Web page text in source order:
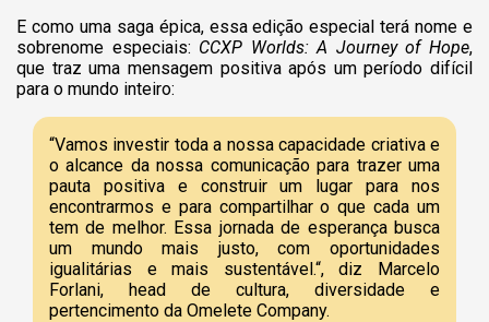
E como uma saga épica, essa edição especial terá nome e
sobrenome especiais: CCXP Worlds: A Journey of Hope,
que traz uma mensagem positiva após um período difícil
para o mundo inteiro:
“Vamos investir toda a nossa capacidade criativa e
o alcance da nossa comunicação para trazer uma
pauta positiva e construir um lugar para nos
encontrarmos e para compartilhar o que cada um
tem de melhor. Essa jornada de esperança busca
um mundo mais justo, com oportunidades
igualitárias e mais sustentável.“, diz Marcelo
Forlani, head de cultura, diversidade e
pertencimento da Omelete Company.